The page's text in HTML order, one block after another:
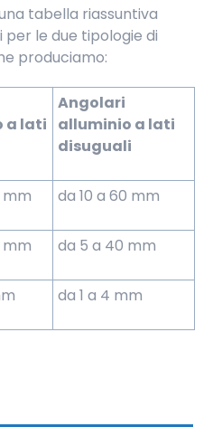
tabella riassuntiva
per le due tipologie di
produciamo:
a lati
Angolari
alluminio a lati
disuguali
mm da 10 a 60 mm
mm da 5 a 40 mm
da 1 a 4 mm